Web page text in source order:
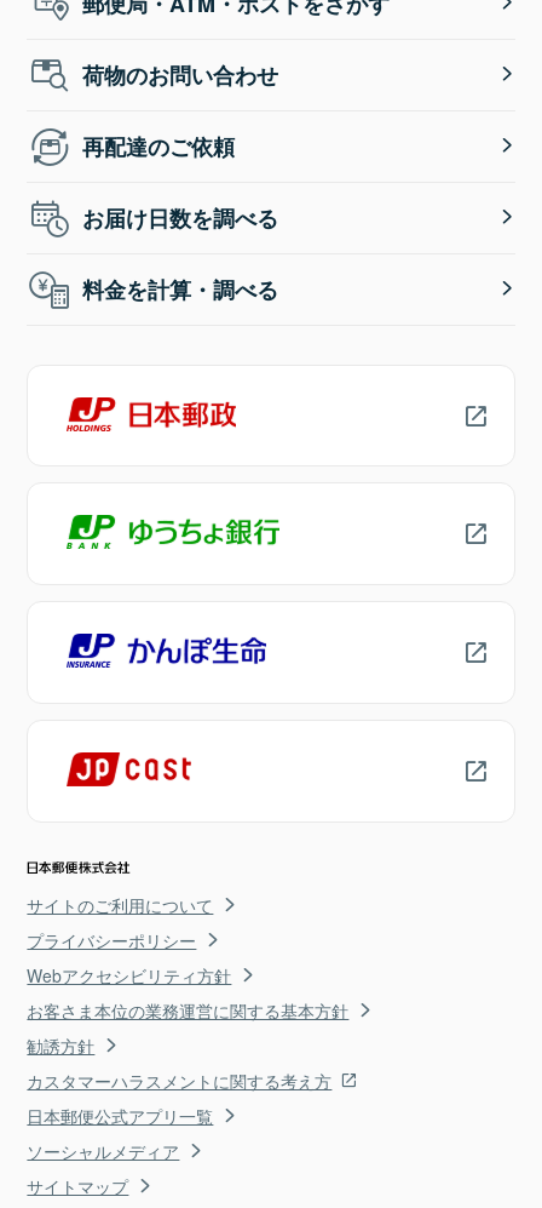
荷物のお問い合わせ
再配達のご依頼
お届け日数を調べる
料金を計算・調べる
サイトのご利用について
プライバシーポリシー
Webアクセシビリティ方針
お客さま本位の業務運営に関する基本方針
勧誘方針
カスタマーハラスメントに関する考え方
日本郵便公式アプリ一覧
ソーシャルメディア
サイトマップ